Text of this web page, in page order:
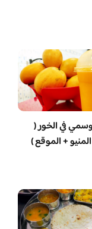
في الخور (
+ الموقع )